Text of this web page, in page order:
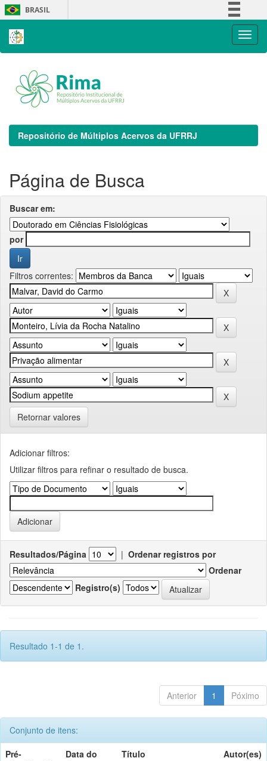
Skip
navigation
BRASIL
Repositório de Múltiplos Acervos da UFRRJ
Página de Busca
Buscar em:
por
Filtros correntes:
Retornar valores
Adicionar filtros:
Utilizar filtros para refinar o resultado de busca.
Resultados/Página | Ordenar registros por
Ordenar
Registro(s)
Resultado 1-1 de 1.
Anterior 1 Póximo
Conjunto de itens:
Pré-
Data do
Título Autor(es)